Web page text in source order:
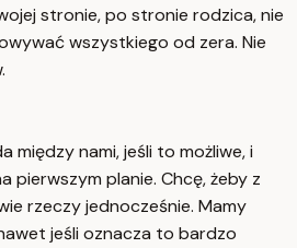
stronie, po stronie rodzica, nie
wszystkiego od zera. Nie
między nami, jeśli to możliwe, i
pierwszym planie. Chcę, żeby z
rzeczy jednocześnie. Mamy
jeśli oznacza to bardzo